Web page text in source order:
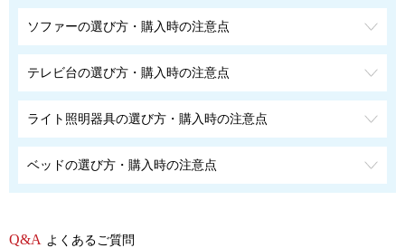
ソファーの選び方・購入時の注意点
テレビ台の選び方・購入時の注意点
ライト照明器具の選び方・購入時の注意点
ベッドの選び方・購入時の注意点
よくあるご質問